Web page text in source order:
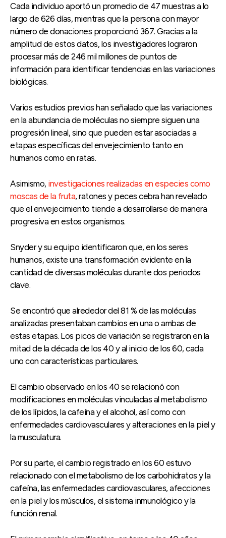
Cada individuo aportó un promedio de 47 muestras a lo
largo de 626 días, mientras que la persona con mayor
número de donaciones proporcionó 367. Gracias a la
amplitud de estos datos, los investigadores lograron
procesar más de 246 mil millones de puntos de
información para identificar tendencias en las variaciones
biológicas.
Varios estudios previos han señalado que las variaciones
en la abundancia de moléculas no siempre siguen una
progresión lineal, sino que pueden estar asociadas a
etapas específicas del envejecimiento tanto en
humanos como en ratas.
Asimismo, investigaciones realizadas en especies como
moscas de la fruta, ratones y peces cebra han revelado
que el envejecimiento tiende a desarrollarse de manera
progresiva en estos organismos.
Snyder y su equipo identificaron que, en los seres
humanos, existe una transformación evidente en la
cantidad de diversas moléculas durante dos periodos
clave.
Se encontró que alrededor del 81 % de las moléculas
analizadas presentaban cambios en una o ambas de
estas etapas. Los picos de variación se registraron en la
mitad de la década de los 40 y al inicio de los 60, cada
uno con características particulares.
El cambio observado en los 40 se relacionó con
modificaciones en moléculas vinculadas al metabolismo
de los lípidos, la cafeína y el alcohol, así como con
enfermedades cardiovasculares y alteraciones en la piel y
la musculatura.
Por su parte, el cambio registrado en los 60 estuvo
relacionado con el metabolismo de los carbohidratos y la
cafeína, las enfermedades cardiovasculares, afecciones
en la piel y los músculos, el sistema inmunológico y la
función renal.